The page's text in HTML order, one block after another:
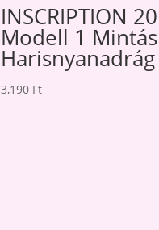
INSCRIPTION 20
Modell 1 Mintás
Harisnyanadrág
3,190 Ft